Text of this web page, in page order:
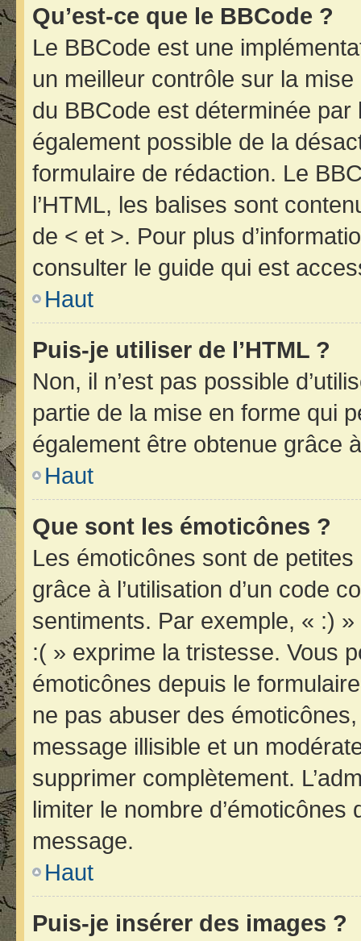
Qu’est-ce que le BBCode ?
Le BBCode est une
un meilleur contrôle sur la mise
du BBCode est déterminée par
également possible de la
formulaire de rédaction. Le
l’HTML, les balises sont
de < et >. Pour plus
consulter le guide qui est
Haut
Puis-je utiliser de l’HTML ?
Non, il n’est pas possible
partie de la mise en forme qui
également être obtenue grâce
Haut
Que sont les émoticônes ?
Les émoticônes sont de
grâce à l’utilisation d’un code
sentiments. Par exemple, « :)
:( » exprime la tristesse. Vous
émoticônes depuis le
ne pas abuser des
message illisible et un
supprimer complètement.
limiter le nombre
message.
Haut
Puis-je insérer des images ?